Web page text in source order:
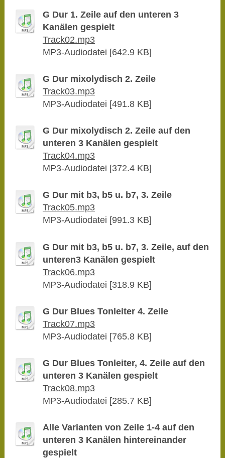
G Dur 1. Zeile auf den unteren 3
Kanälen gespielt
Track02.mp3
MP3-Audiodatei [642.9 KB]
G Dur mixolydisch 2. Zeile
Track03.mp3
MP3-Audiodatei [491.8 KB]
G Dur mixolydisch 2. Zeile auf den
unteren 3 Kanälen gespielt
Track04.mp3
MP3-Audiodatei [372.4 KB]
G Dur mit b3, b5 u. b7, 3. Zeile
Track05.mp3
MP3-Audiodatei [991.3 KB]
G Dur mit b3, b5 u. b7, 3. Zeile, auf den
unteren3 Kanälen gespielt
Track06.mp3
MP3-Audiodatei [318.9 KB]
G Dur Blues Tonleiter 4. Zeile
Track07.mp3
MP3-Audiodatei [765.8 KB]
G Dur Blues Tonleiter, 4. Zeile auf den
unteren 3 Kanälen gespielt
Track08.mp3
MP3-Audiodatei [285.7 KB]
Alle Varianten von Zeile 1-4 auf den
unteren 3 Kanälen hintereinander
gespielt